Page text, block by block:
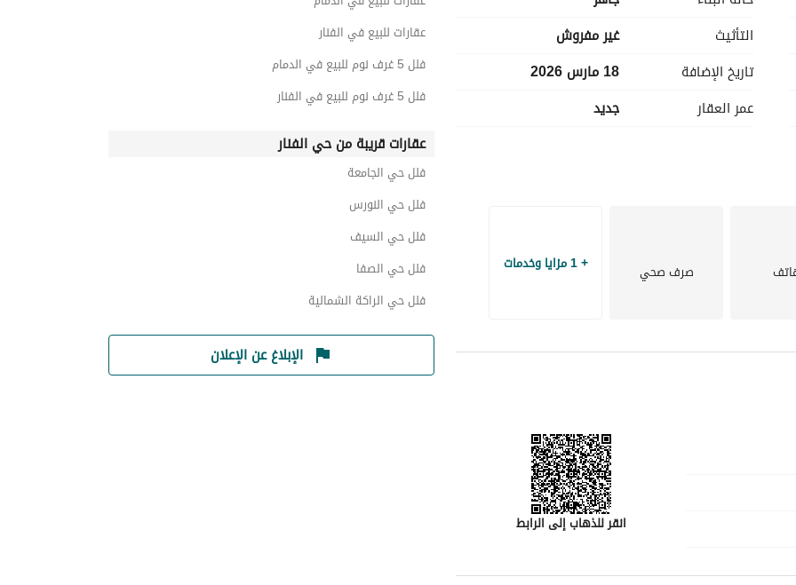
اليومية.
جديدًا لك.
التأثيث
غير مفروش
تاريخ الإضافة
18 مارس 2026
عمر العقار
جديد
صرف صحي + 1 مزايا وخدمات
انقر للذهاب إلى الرابط
عقارات للبيع في الفنار
فلل 5 غرف نوم للبيع في الدمام
فلل 5 غرف نوم للبيع في الفنار
عقارات قريبة من حي الفنار
فلل حي الجامعة
فلل حي النورس
فلل حي السيف
فلل حي الصفا
فلل حي الراكة الشمالية
الإبلاغ عن الإعلان